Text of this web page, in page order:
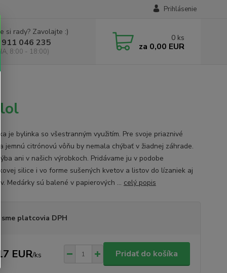
Prihlásenie
si rady? Zavolajte :)
911 046 235
8:00 - 18:00)
0 ks
za 0,00 EUR
je bylinka so všestranným využitím. Pre svoje priaznivé
a jemnú citrónovú vôňu by nemala chýbať v žiadnej záhrade.
ani v našich výrobkoch. Pridávame ju v podobe
silice i vo forme sušených kvetov a listov do lízaniek aj
Medárky sú balené v papierových ... celý popis
sme platcovia DPH
EUR/ks Pridať do košíka